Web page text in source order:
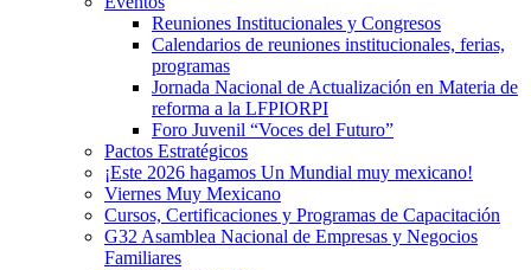
Reuniones Institucionales y Congresos
Calendarios de reuniones institucionales, ferias,
programas
Jornada Nacional de Actualización en Materia de
reforma a la LFPIORPI
Foro Juvenil “Voces del Futuro”
Pactos Estratégicos
¡Este 2026 hagamos Un Mundial muy mexicano!
Viernes Muy Mexicano
Cursos, Certificaciones y Programas de Capacitación
G32 Asamblea Nacional de Empresas y Negocios
Familiares